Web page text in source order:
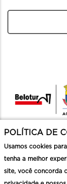
POLÍTICA DE
Usamos cookies
tenha a melhor
site, você concorda